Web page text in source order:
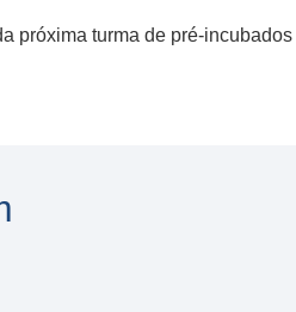
próxima turma de pré-